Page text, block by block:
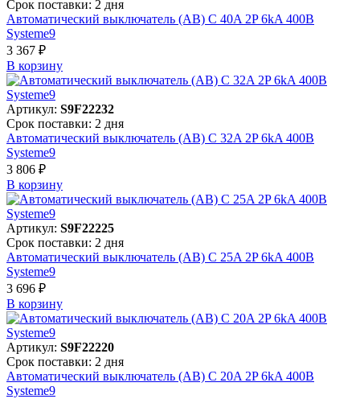
Срок поставки: 2 дня
Автоматический выключатель (АВ) C 40A 2P 6kA 400В
Systeme9
3 367 ₽
В корзинy
Артикул: S9F22232
Срок поставки: 2 дня
Автоматический выключатель (АВ) C 32A 2P 6kA 400В
Systeme9
3 806 ₽
В корзинy
Артикул: S9F22225
Срок поставки: 2 дня
Автоматический выключатель (АВ) C 25A 2P 6kA 400В
Systeme9
3 696 ₽
В корзинy
Артикул: S9F22220
Срок поставки: 2 дня
Автоматический выключатель (АВ) C 20A 2P 6kA 400В
Systeme9